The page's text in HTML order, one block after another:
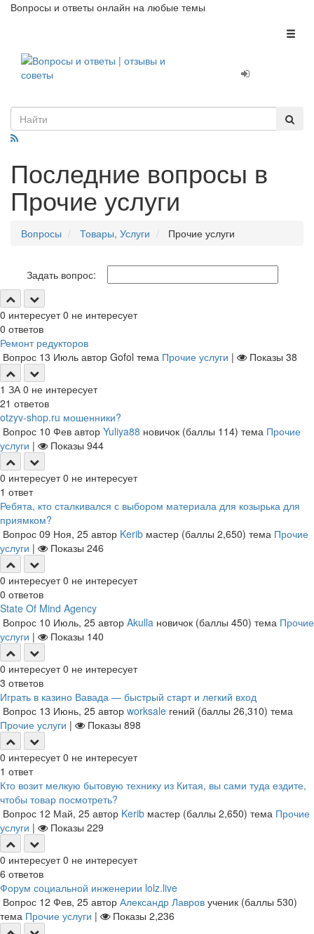
Вопросы и ответы онлайн на любые темы
Последние вопросы в
Прочие услуги
Вопросы Товары, Услуги Прочие услуги
Задать вопрос:
0 интересует 0 не интересует
0 ответов
Ремонт редукторов
Вопрос 13 Июль автор Gofol тема Прочие услуги | Показы 38
1 ЗА 0 не интересует
21 ответов
otzyv-shop.ru мошенники?
Вопрос 10 Фев автор Yuliya88 новичок (баллы 114) тема Прочие
услуги | Показы 944
0 интересует 0 не интересует
1 ответ
Ребята, кто сталкивался с выбором материала для козырька для
приямком?
Вопрос 09 Ноя, 25 автор Kerib мастер (баллы 2,650) тема Прочие
услуги | Показы 246
0 интересует 0 не интересует
0 ответов
State Of Mind Agency
Вопрос 10 Июль, 25 автор Akulla новичок (баллы 450) тема Прочие
услуги | Показы 140
0 интересует 0 не интересует
3 ответов
Играть в казино Вавада — быстрый старт и легкий вход
Вопрос 13 Июнь, 25 автор worksale гений (баллы 26,310) тема
Прочие услуги | Показы 898
0 интересует 0 не интересует
1 ответ
Кто возит мелкую бытовую технику из Китая, вы сами туда ездите,
чтобы товар посмотреть?
Вопрос 12 Май, 25 автор Kerib мастер (баллы 2,650) тема Прочие
услуги | Показы 229
0 интересует 0 не интересует
6 ответов
Форум социальной инженерии lolz.live
Вопрос 12 Фев, 25 автор Александр Лавров ученик (баллы 530)
тема Прочие услуги | Показы 2,236